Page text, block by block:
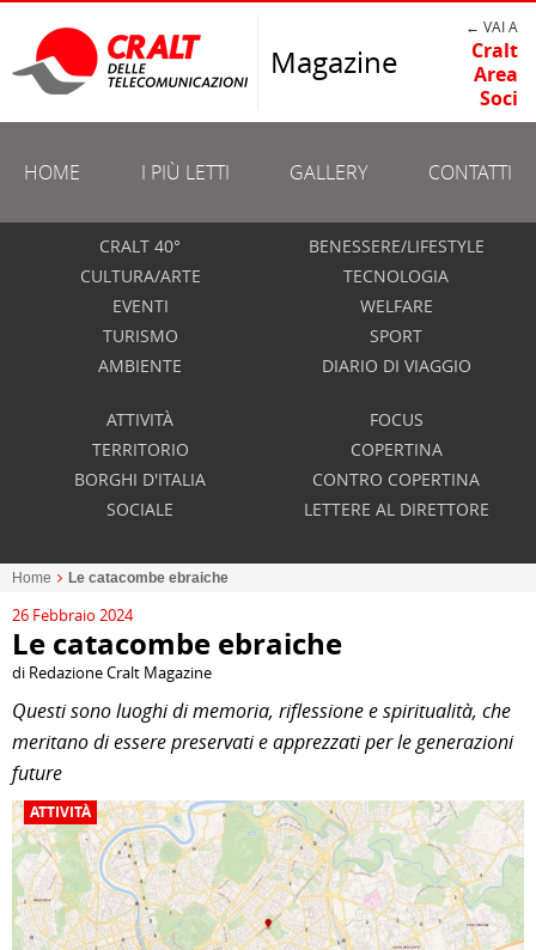
Magazine
← VAI A
Cralt
Area
Soci
HOME I PIÙ LETTI GALLERY CONTATTI
CRALT 40°
CULTURA/ARTE
EVENTI
TURISMO
AMBIENTE
BENESSERE/LIFESTYLE
TECNOLOGIA
WELFARE
SPORT
DIARIO DI VIAGGIO
ATTIVITÀ
TERRITORIO
BORGHI D'ITALIA
SOCIALE
FOCUS
COPERTINA
CONTRO COPERTINA
LETTERE AL DIRETTORE
Home Le catacombe ebraiche
26 Febbraio 2024
Le catacombe ebraiche
di Redazione Cralt Magazine
Questi sono luoghi di memoria, riflessione e spiritualità, che
meritano di essere preservati e apprezzati per le generazioni
future
ATTIVITÀ